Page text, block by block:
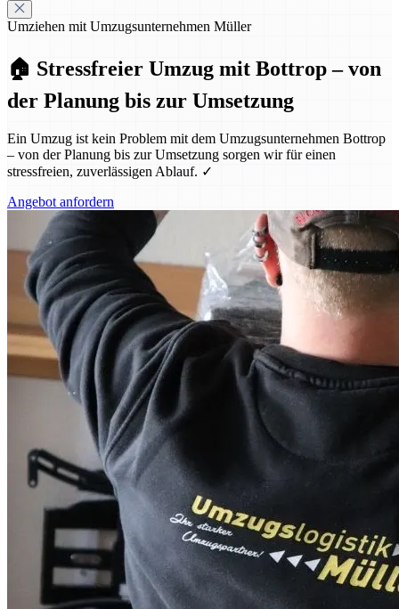
Umziehen mit Umzugsunternehmen Müller
🏠 Stressfreier Umzug mit Bottrop – von
der Planung bis zur Umsetzung
Ein Umzug ist kein Problem mit dem Umzugsunternehmen Bottrop
– von der Planung bis zur Umsetzung sorgen wir für einen
stressfreien, zuverlässigen Ablauf. ✓
Angebot anfordern